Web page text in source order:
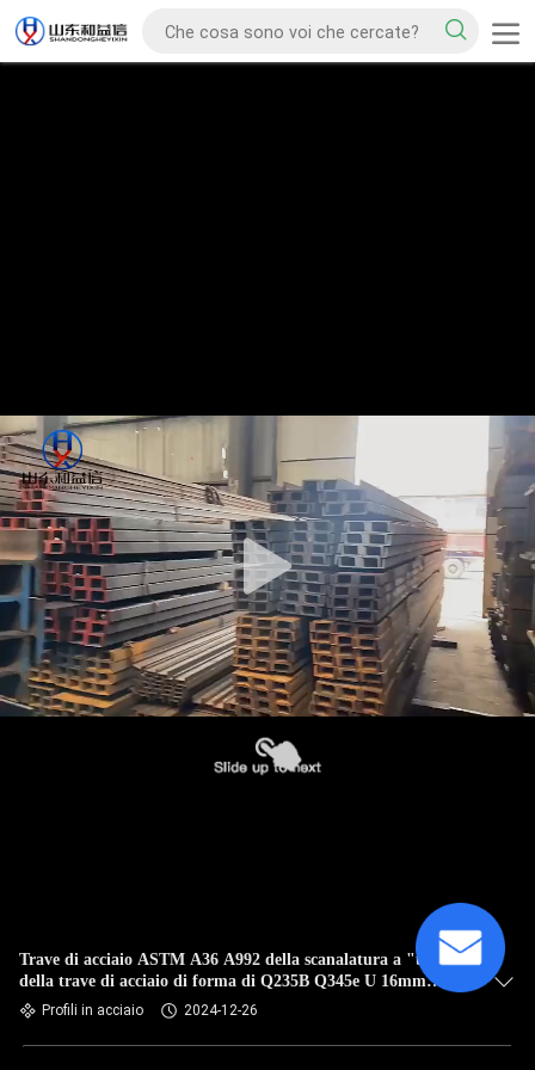
Trave di acciaio ASTM A36 A992 della scanalatura a "u"
della trave di acciaio di forma di Q235B Q345e U 16mm
laminata a caldo
Profili in acciaio 2024-12-26